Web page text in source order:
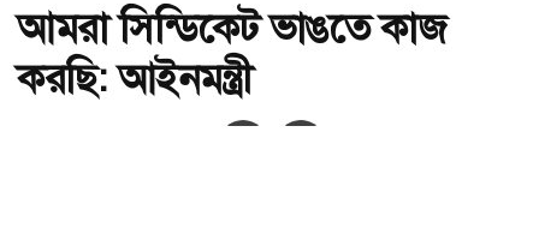
আমরা সিন্ডিকেট ভাঙতে কাজ
করছি: আইনমন্ত্রী